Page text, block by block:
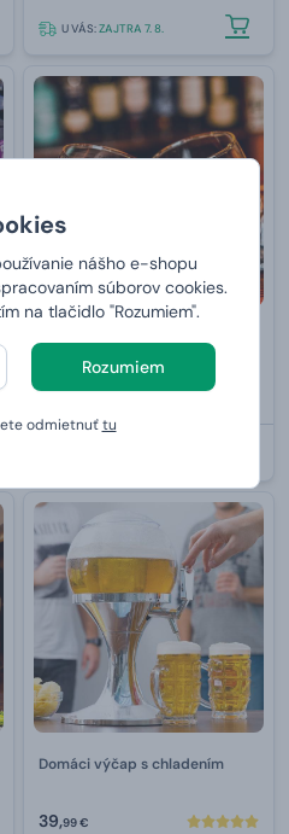
nášho e-shopu
súborov cookies.
na tlačidlo "Rozumiem".
Rozumiem
odmietnuťtu
U VÁS:ZAJTRA 7. 8.
whisky Sagaform 6 ks
Domáci výčap s chladením
39,99 €